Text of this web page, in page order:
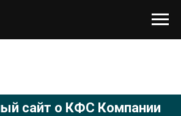
сайт о КФС Компании